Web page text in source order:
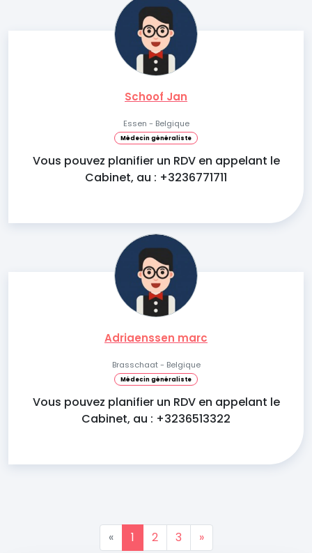
Schoof Jan
Essen - Belgique
Médecin généraliste
Vous pouvez planifier un RDV en appelant le
Cabinet, au : +3236771711
Adriaenssen marc
Brasschaat - Belgique
Médecin généraliste
Vous pouvez planifier un RDV en appelant le
Cabinet, au : +3236513322
« 1 2 3 »